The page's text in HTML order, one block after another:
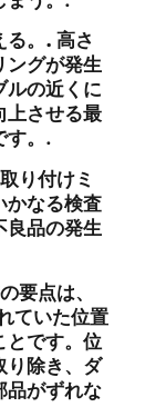
る。. 高さ
ングが発生
ルの近くに
上させる最
す。.
り付けミ
かなる検査
良品の発生
要点は、
ていた位置
とです。位
り除き、ダ
品がずれな